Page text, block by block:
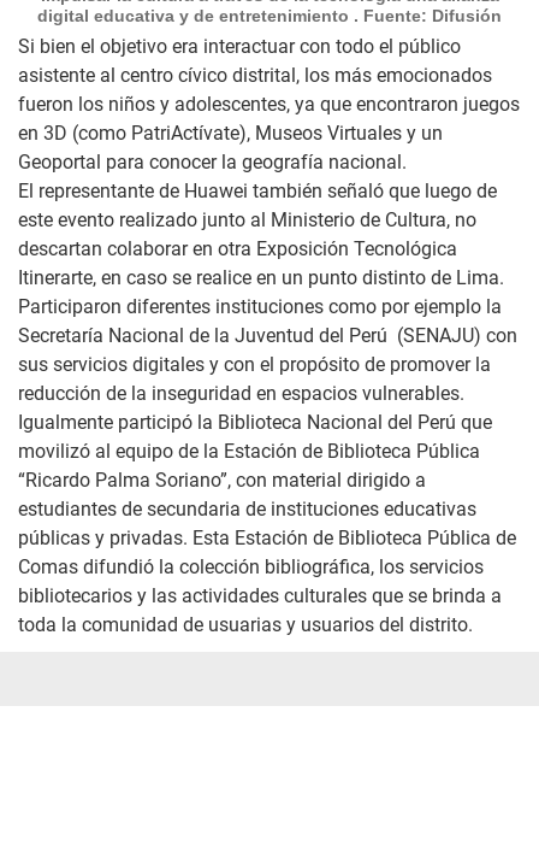
digital educativa y de entretenimiento . Fuente: Difusión
Si bien el objetivo era interactuar con todo el público
asistente al centro cívico distrital, los más emocionados
fueron los niños y adolescentes, ya que encontraron juegos
en 3D (como PatriActívate), Museos Virtuales y un
Geoportal para conocer la geografía nacional.
El representante de Huawei también señaló que luego de
este evento realizado junto al Ministerio de Cultura, no
descartan colaborar en otra Exposición Tecnológica
Itinerarte, en caso se realice en un punto distinto de Lima.
Participaron diferentes instituciones como por ejemplo la
Secretaría Nacional de la Juventud del Perú (SENAJU) con
sus servicios digitales y con el propósito de promover la
reducción de la inseguridad en espacios vulnerables.
Igualmente participó la Biblioteca Nacional del Perú que
movilizó al equipo de la Estación de Biblioteca Pública
“Ricardo Palma Soriano”, con material dirigido a
estudiantes de secundaria de instituciones educativas
públicas y privadas. Esta Estación de Biblioteca Pública de
Comas difundió la colección bibliográfica, los servicios
bibliotecarios y las actividades culturales que se brinda a
toda la comunidad de usuarias y usuarios del distrito.